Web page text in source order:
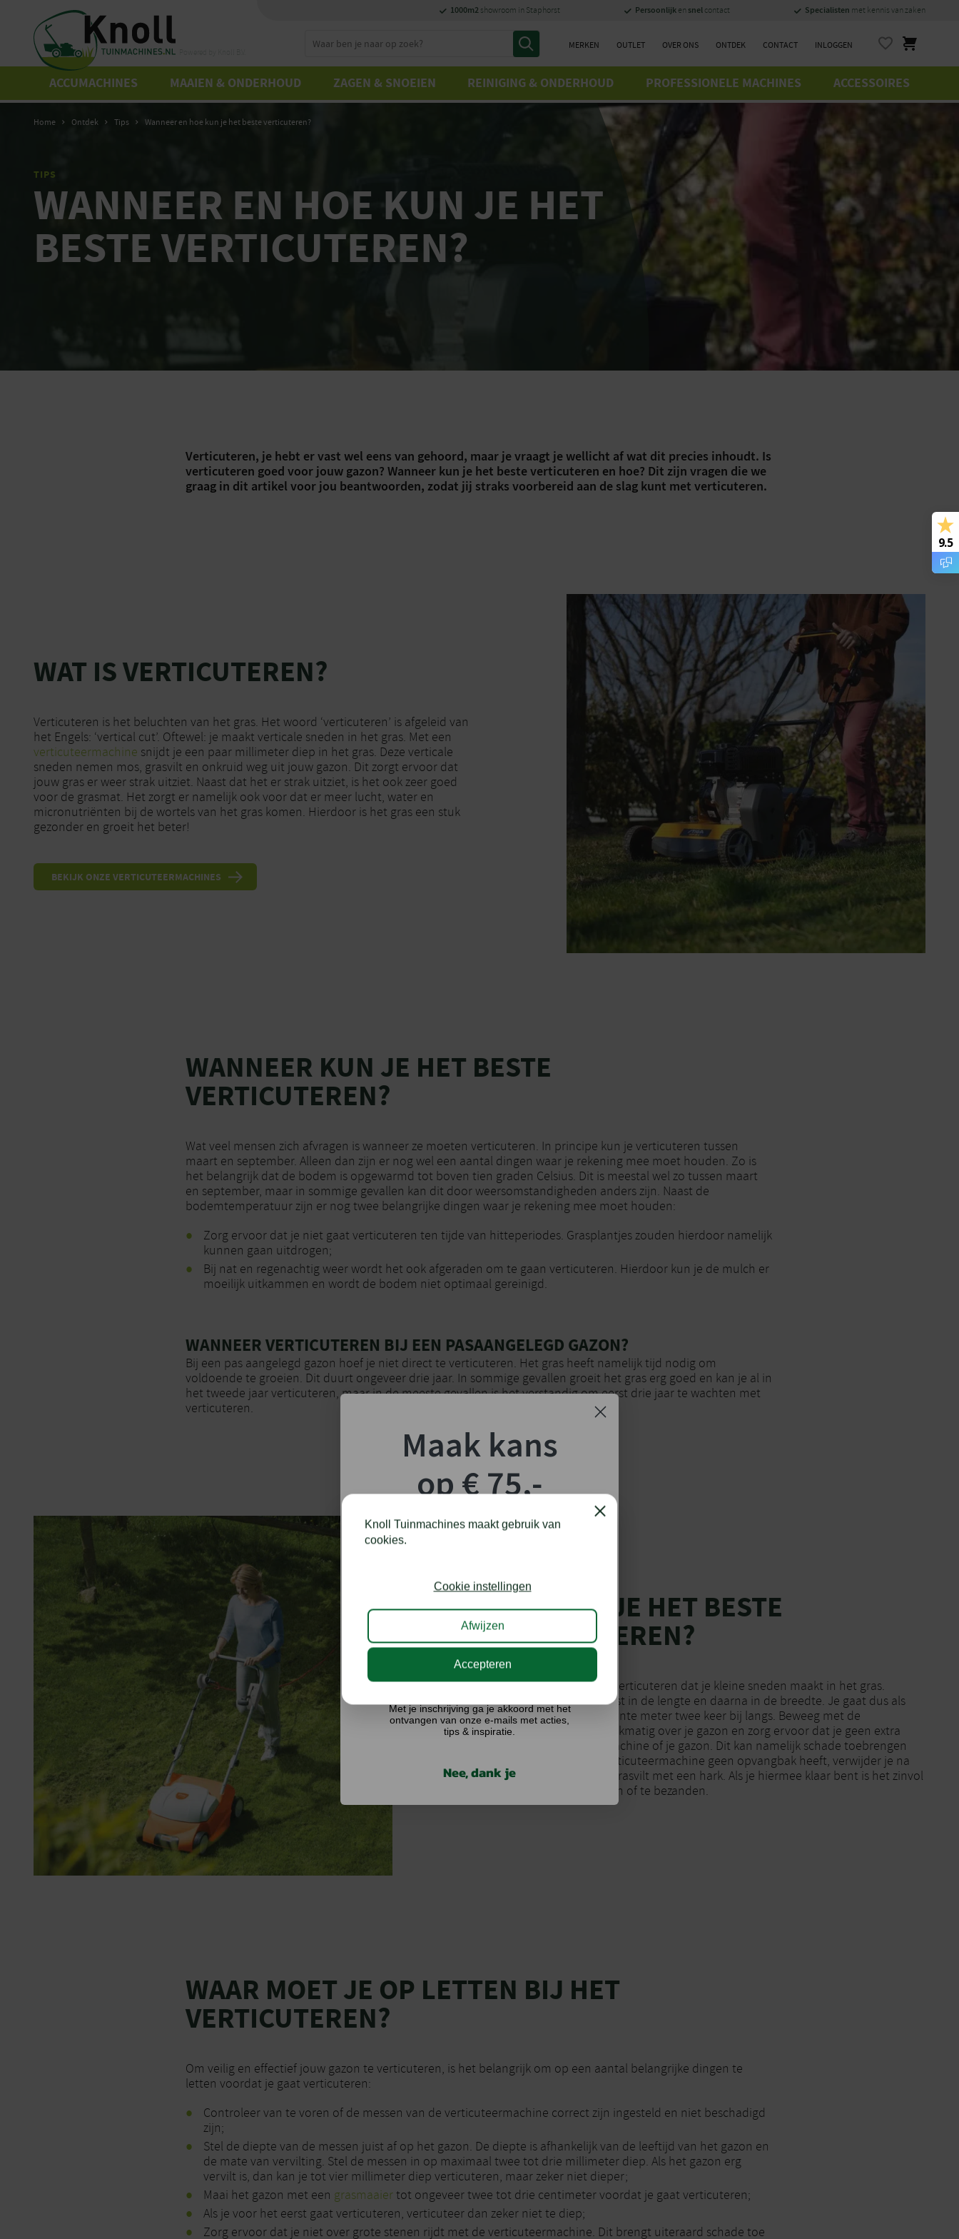
1000m2 showroom in Staphorst Persoonlijk en snel contact Specialisten met kennis van zaken
Zoeken MERKEN OUTLET OVER ONS ONTDEK CONTACT INLOGGEN
ACCUMACHINES MAAIEN & ONDERHOUD ZAGEN & SNOEIEN REINIGING & ONDERHOUD PROFESSIONELE MACHINES ACCESSOIRES
Home Ontdek Tips Wanneer en hoe kun je het beste verticuteren?
TIPS
WANNEER EN HOE KUN JE HET
BESTE VERTICUTEREN?
Verticuteren, je hebt er vast wel eens van gehoord, maar je vraagt je wellicht af wat dit precies inhoudt. Is
verticuteren goed voor jouw gazon? Wanneer kun je het beste verticuteren en hoe? Dit zijn vragen die we
graag in dit artikel voor jou beantwoorden, zodat jij straks voorbereid aan de slag kunt met verticuteren.
WAT IS VERTICUTEREN?
Verticuteren is het beluchten van het gras. Het woord ‘verticuteren’ is afgeleid van
het Engels: ‘vertical cut’. Oftewel: je maakt verticale sneden in het gras. Met een
verticuteermachine snijdt je een paar millimeter diep in het gras. Deze verticale
sneden nemen mos, grasvilt en onkruid weg uit jouw gazon. Dit zorgt ervoor dat
jouw gras er weer strak uitziet. Naast dat het er strak uitziet, is het ook zeer goed
voor de grasmat. Het zorgt er namelijk ook voor dat er meer lucht, water en
micronutriënten bij de wortels van het gras komen. Hierdoor is het gras een stuk
gezonder en groeit het beter!
BEKIJK ONZE VERTICUTEERMACHINES
WANNEER KUN JE HET BESTE
VERTICUTEREN?
Wat veel mensen zich afvragen is wanneer ze moeten verticuteren. In principe kun je verticuteren tussen
maart en september. Alleen dan zijn er nog wel een aantal dingen waar je rekening mee moet houden. Zo is
het belangrijk dat de bodem is opgewarmd tot boven tien graden Celsius. Dit is meestal wel zo tussen maart
en september, maar in sommige gevallen kan dit door weersomstandigheden anders zijn. Naast de
bodemtemperatuur zijn er nog twee belangrijke dingen waar je rekening mee moet houden:
Zorg ervoor dat je niet gaat verticuteren ten tijde van hitteperiodes. Grasplantjes zouden hierdoor namelijk
kunnen gaan uitdrogen;
Bij nat en regenachtig weer wordt het ook afgeraden om te gaan verticuteren. Hierdoor kun je de mulch er
moeilijk uitkammen en wordt de bodem niet optimaal gereinigd.
WANNEER VERTICUTEREN BIJ EEN PASAANGELEGD GAZON?
Bij een pas aangelegd gazon hoef je niet direct te verticuteren. Het gras heeft namelijk tijd nodig om
voldoende te groeien. Dit duurt ongeveer drie jaar. In sommige gevallen groeit het gras erg goed en kan je al in
het tweede jaar verticuteren, maar in de meeste gevallen is het verstandig om eerst drie jaar te wachten met
verticuteren.
HOE KUN JE HET BESTE
VERTICUTEREN?
Zoals gezegd betekent verticuteren dat je kleine sneden maakt in het gras.
Verticuteer je gazon eerst in de lengte en daarna in de breedte. Je gaat dus als
het goed is iedere vierkante meter twee keer bij langs. Beweeg met de
verticuteermachine gelijkmatig over je gazon en zorg ervoor dat je geen extra
druk uitoefent op de machine of je gazon. Dit kan namelijk schade toebrengen
aan het gazon. Als je verticuteermachine geen opvangbak heeft, verwijder je na
het verticuteren al het grasvilt met een hark. Als je hiermee klaar bent is het zinvol
om het gras te bemesten of te bezanden.
WAAR MOET JE OP LETTEN BIJ HET
VERTICUTEREN?
Om veilig en effectief jouw gazon te verticuteren, is het belangrijk om op een aantal belangrijke dingen te
letten voordat je gaat verticuteren:
Controleer van te voren of de messen van de verticuteermachine correct zijn ingesteld en niet beschadigd
zijn;
Stel de diepte van de messen juist af op het gazon. De diepte is afhankelijk van de leeftijd van het gazon en
de mate van vervilting. Stel de messen in op maximaal twee tot drie millimeter diep. Als het gazon erg
vervilt is, dan kan je tot vier millimeter diep verticuteren, maar zeker niet dieper;
Maai het gazon met een grasmaaiertot ongeveer twee tot drie centimeter voordat je gaat verticuteren;
Als je voor het eerst gaat verticuteren, verticuteer dan zeker niet te diep;
Zorg ervoor dat je niet over grote stenen rijdt met de verticuteermachine. Dit brengt uiteraard schade toe
9.5
Knoll Tuinmachines maakt gebruik van
cookies.
Close
Cookie instellingen
Afwijzen
Accepteren
Maak kans
op € 75,-
shoptegoed!
Ik doe graag mee!
Met je inschrijving ga je akkoord met het
ontvangen van onze e-mails met acties,
tips & inspiratie.
Nee, dank je